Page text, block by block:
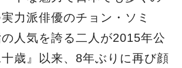
力派俳優のチョン・ソミ
人気を誇る二人が2015年公
歳』以来、8年ぶりに再び顔